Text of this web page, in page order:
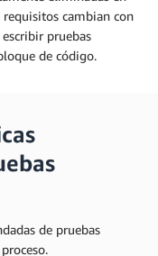
cambian con
pruebas
de código.
de pruebas